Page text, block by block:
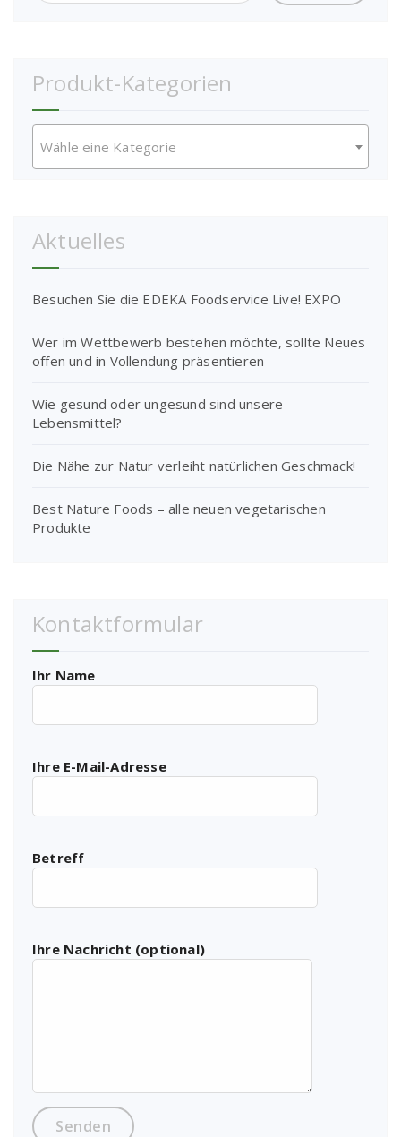
Produkt-Kategorien
Wähle eine Kategorie
Aktuelles
Besuchen Sie die EDEKA Foodservice Live! EXPO
Wer im Wettbewerb bestehen möchte, sollte Neues
offen und in Vollendung präsentieren
Wie gesund oder ungesund sind unsere
Lebensmittel?
Die Nähe zur Natur verleiht natürlichen Geschmack!
Best Nature Foods – alle neuen vegetarischen
Produkte
Kontaktformular
Ihr Name
Ihre E-Mail-Adresse
Betreff
Ihre Nachricht (optional)